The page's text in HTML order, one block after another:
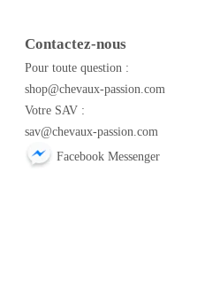
Contactez-nous
Pour toute question :
shop@chevaux-passion.com
Votre SAV :
sav@chevaux-passion.com
Facebook Messenger